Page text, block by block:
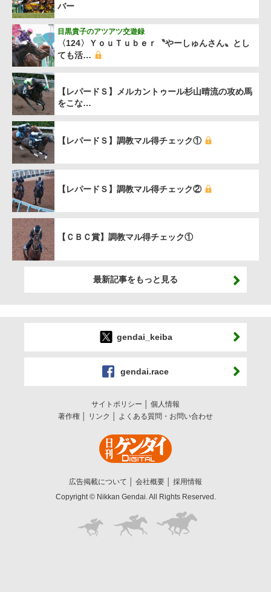
バー
〈124〉ＹｏｕＴｕｂｅｒ〝やーしゅんさん〟とし
ても活…
目黒貴子のアツアツ交遊録
【レパードＳ】メルカントゥール杉山晴流の攻め馬
をこな…
【レパードＳ】調教マル得チェック①
【レパードＳ】調教マル得チェック②
【ＣＢＣ賞】調教マル得チェック①
最新記事をもっと見る
gendai_keiba
gendai.race
サイトポリシー
個人情報
著作権
リンク よくある質問・お問い合わせ
広告掲載について 会社概要
採用情報
Copyright © Nikkan Gendai. All Rights Reserved.